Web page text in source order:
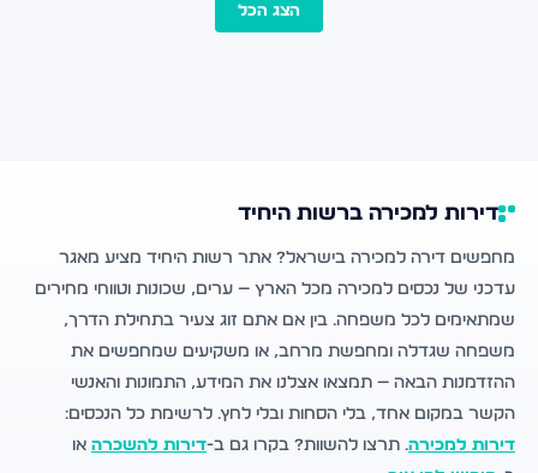
הצג הכל
דירות למכירה ברשות היחיד
מחפשים דירה למכירה בישראל? אתר רשות היחיד מציע מאגר
עדכני של נכסים למכירה מכל הארץ — ערים, שכונות וטווחי מחירים
שמתאימים לכל משפחה. בין אם אתם זוג צעיר בתחילת הדרך,
משפחה שגדלה ומחפשת מרחב, או משקיעים שמחפשים את
ההזדמנות הבאה — תמצאו אצלנו את המידע, התמונות והאנשי
הקשר במקום אחד, בלי הסחות ובלי לחץ. לרשימת כל הנכסים:
דירות למכירה. תרצו להשוות? בקרו גם ב-דירות להשכרה או